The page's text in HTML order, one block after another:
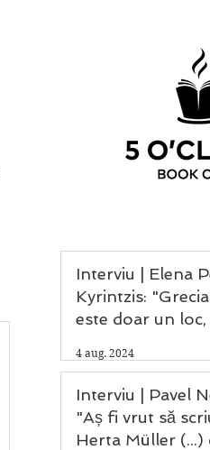
Interviu | Elena
Kyrintzis: "Grecia nu
este doar un
omenirii și
civilizației."
4 aug. 2024
Interviu | Pavel
"Aș fi vrut să
Herta Müller (...)